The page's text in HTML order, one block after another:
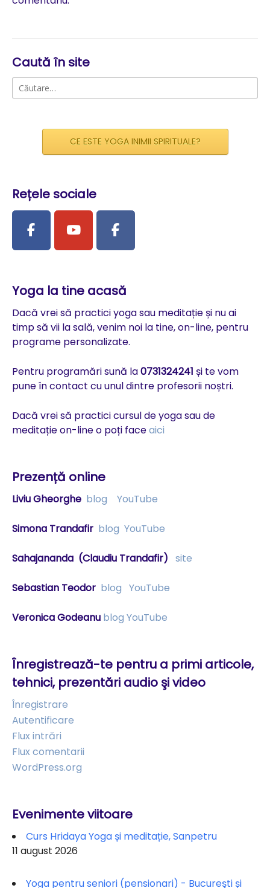
Caută în site
Caută
după:
CE ESTE YOGA INIMII SPIRITUALE?
Rețele sociale
Yoga la tine acasă
Dacă vrei să practici yoga sau meditație și nu ai
timp să vii la sală, venim noi la tine, on-line, pentru
programe personalizate.
Pentru programări sună la0731324241 și te vom
pune în contact cu unul dintre profesorii noștri.
Dacă vrei să practici cursul de yoga sau de
meditație on-line o poți faceaici
Prezență online
Liviu Gheorghe blog YouTube
Simona Trandafir blog YouTube
Sahajananda (Claudiu Trandafir) site
Sebastian Teodor blog YouTube
Veronica Godeanu blog YouTube
Înregistrează-te pentru a primi articole,
tehnici, prezentări audio şi video
Înregistrare
Autentificare
Flux intrări
Flux comentarii
WordPress.org
Evenimente viitoare
Curs Hridaya Yoga și meditație, Sanpetru
11 august 2026
Yoga pentru seniori (pensionari) - Bucureşti și